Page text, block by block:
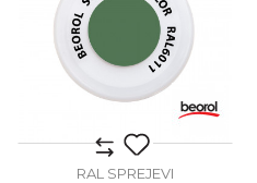
RAL SPREJEVI